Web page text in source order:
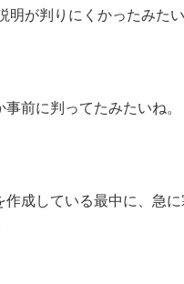
が判りにくかったみたい
前に判ってたみたいね。
作成している最中に、急